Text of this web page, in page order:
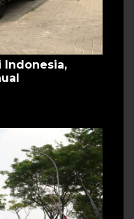
Indonesia,